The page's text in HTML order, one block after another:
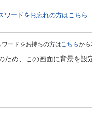
ワードをお忘れの方はこちら
ワードをお持ちの方はこちらから
ため、この画面に背景を設